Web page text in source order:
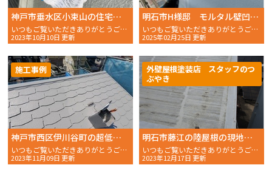
神戸市垂水区小束山の住宅が塗装で美しく生まれ変わる様子をご紹介！
いつもご覧いただきありがとうございます。 おかちゃんペ
2023年10月10日 更新
明石市H様邸 モルタル壁凹凸でも綺麗な仕上がりに
いつもご覧いただきありがとうございます。 おかちゃんペイン
2025年02月25日 更新
神戸市西区伊川谷町の超低汚染リファイン500MF-IRの塗料で生まれ変わったカラーベスト屋根
いつもご覧いただきありがとうございます。 おかちゃんペ
2023年11月09日 更新
施工事例
明石市藤江の陸屋根の現地調査と強さ美しさを取り戻すための防水改修のご提案
いつもご覧いただきありがとうございます。 おかちゃんペ
2023年12月17日 更新
外壁屋根塗装店 スタッフのつ
ぶやき